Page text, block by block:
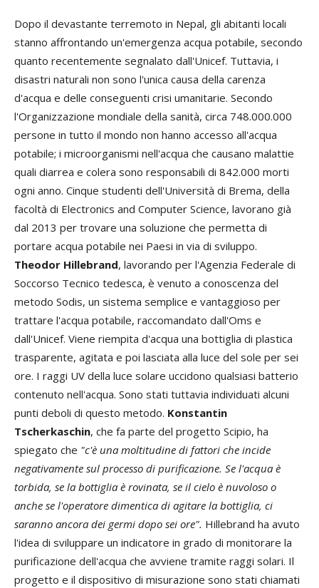
Dopo il devastante terremoto in Nepal, gli abitanti locali
stanno affrontando un'emergenza acqua potabile, secondo
quanto recentemente segnalato dall'Unicef. Tuttavia, i
disastri naturali non sono l'unica causa della carenza
d'acqua e delle conseguenti crisi umanitarie. Secondo
l'Organizzazione mondiale della sanità, circa 748.000.000
persone in tutto il mondo non hanno accesso all'acqua
potabile; i microorganismi nell'acqua che causano malattie
quali diarrea e colera sono responsabili di 842.000 morti
ogni anno. Cinque studenti dell'Università di Brema, della
facoltà di Electronics and Computer Science, lavorano già
dal 2013 per trovare una soluzione che permetta di
portare acqua potabile nei Paesi in via di sviluppo.
Theodor Hillebrand, lavorando per l'Agenzia Federale di
Soccorso Tecnico tedesca, è venuto a conoscenza del
metodo Sodis, un sistema semplice e vantaggioso per
trattare l'acqua potabile, raccomandato dall'Oms e
dall'Unicef. Viene riempita d'acqua una bottiglia di plastica
trasparente, agitata e poi lasciata alla luce del sole per sei
ore. I raggi UV della luce solare uccidono qualsiasi batterio
contenuto nell'acqua. Sono stati tuttavia individuati alcuni
punti deboli di questo metodo. Konstantin
Tscherkaschin, che fa parte del progetto Scipio, ha
spiegato che "c'è una moltitudine di fattori che incide
negativamente sul processo di purificazione. Se l'acqua è
torbida, se la bottiglia è rovinata, se il cielo è nuvoloso o
anche se l'operatore dimentica di agitare la bottiglia, ci
saranno ancora dei germi dopo sei ore". Hillebrand ha avuto
l'idea di sviluppare un indicatore in grado di monitorare la
purificazione dell'acqua che avviene tramite raggi solari. Il
progetto e il dispositivo di misurazione sono stati chiamati